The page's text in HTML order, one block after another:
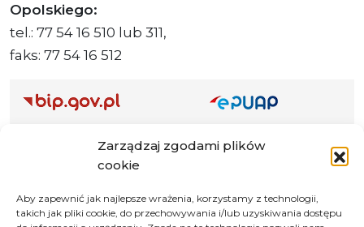
Zarządzaj zgodami plików
cookie
Aby zapewnić jak najlepsze wrażenia, korzystamy z technologii,
takich jak pliki cookie, do przechowywania i/lub uzyskiwania dostępu
Opolskiego:
tel.: 77 54 16 510 lub 311,
faks: 77 54 16 512
Adres do e-Doręczeń